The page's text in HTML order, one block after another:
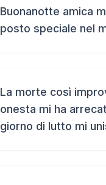
Buonanotte amica
posto speciale nel
La morte così
onesta mi ha
giorno di lutto mi